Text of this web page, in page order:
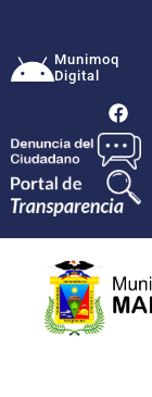
Munimoq
Digital